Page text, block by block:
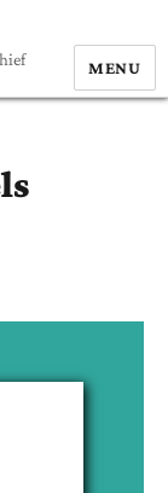
MENU